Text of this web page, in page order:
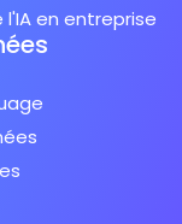
en entreprise